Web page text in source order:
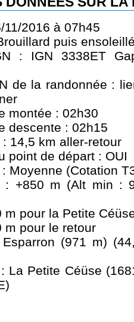
11/2016 à 07h45
puis
: IGN 3338ET
de la randonnée :
montée : 02h30
descente : 02h15
14,5 km aller-retour
point de départ : OUI
Moyenne (Cotation
: +850 m (Alt min :
m pour la Petite
m pour le retour
(971 m)
La Petite Céüse